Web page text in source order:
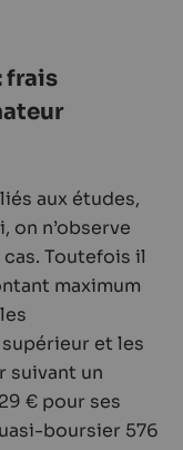
frais
aux études,
on n’observe
Toutefois il
maximum
et les
suivant un
€ pour ses
boursier 576